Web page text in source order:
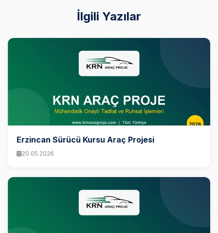
İlgili Yazılar
Erzincan Sürücü Kursu Araç Projesi
20.05.2026